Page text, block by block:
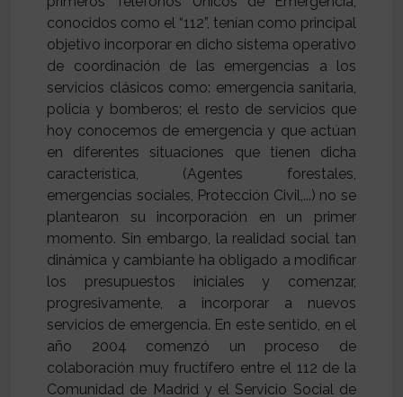
conocidos como el “112”, tenían como principal
objetivo incorporar en dicho sistema operativo
de coordinación de las emergencias a los
servicios clásicos como: emergencia sanitaria,
policía y bomberos; el resto de servicios que
hoy conocemos de emergencia y que actúan
en diferentes situaciones que tienen dicha
característica, (Agentes forestales,
emergencias sociales, Protección Civil,...) no se
plantearon su incorporación en un primer
momento. Sin embargo, la realidad social tan
dinámica y cambiante ha obligado a modificar
los presupuestos iniciales y comenzar,
progresivamente, a incorporar a nuevos
servicios de emergencia. En este sentido, en el
año 2004 comenzó un proceso de
colaboración muy fructífero entre el 112 de la
Comunidad de Madrid y el Servicio Social de